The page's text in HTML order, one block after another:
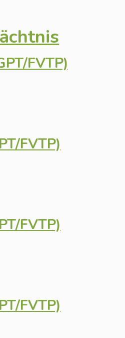
FVTP)
FVTP)
FVTP)
FVTP)